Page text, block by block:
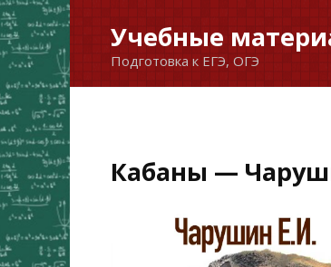
Перейти
к
содержанию
Учебные
Подготовка к ЕГЭ, ОГЭ
Кабаны —